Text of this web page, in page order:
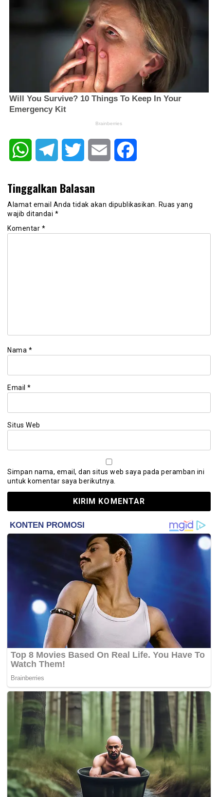
WhatsAppTelegram Twitter Email
Tinggalkan Balasan
Alamat email Anda tidak akan dipublikasikan. Ruas yang
wajib ditandai *
Komentar *
Nama *
Email *
Situs Web
Simpan nama, email, dan situs web saya pada peramban ini
untuk komentar saya berikutnya.